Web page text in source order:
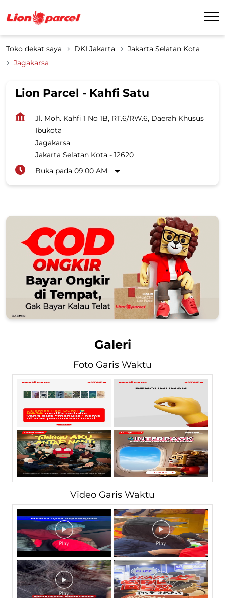
Toko dekat saya DKI Jakarta
Jakarta Selatan Kota
Jagakarsa
Lion Parcel - Kahfi Satu
Jl. Moh. Kahfi 1 No 1B, RT.6/RW.6, Daerah Khusus
Ibukota
Jagakarsa
Jakarta Selatan Kota - 12620
Buka pada 09:00 AM
Galeri
Foto Garis Waktu
Video Garis Waktu